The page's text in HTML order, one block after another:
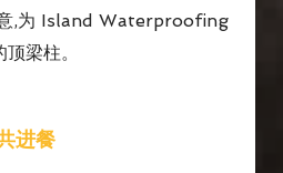
,为 Island Waterproofing
顶梁柱。
进餐